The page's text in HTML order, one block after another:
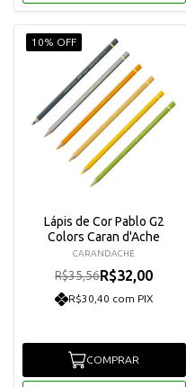
10% OFF
Lápis de Cor Pablo G2
Colors Caran d'Ache
CARANDACHE
R$35,56R$32,00
R$30,40 com PIX
COMPRAR